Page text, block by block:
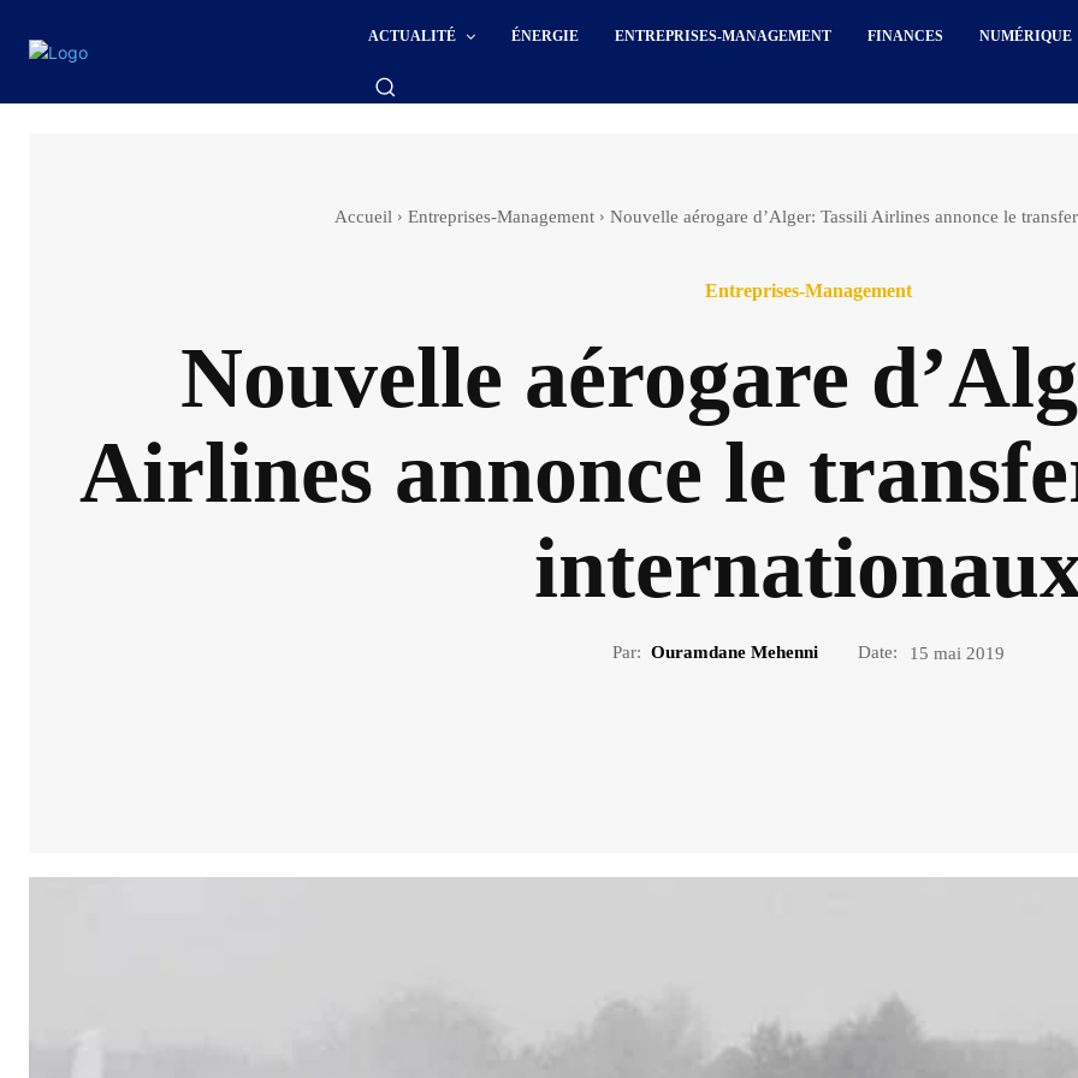
ACTUALITÉ ÉNERGIE ENTREPRISES-MANAGEMENT FINANCES NUMÉRIQUE
Accueil Entreprises-Management Nouvelle aérogare d’Alger: Tassili Airlines annonce le
Entreprises-Management
Nouvelle aérogare
Airlines annonce le
Par: Ouramdane Mehenni Date: 15 mai 2019